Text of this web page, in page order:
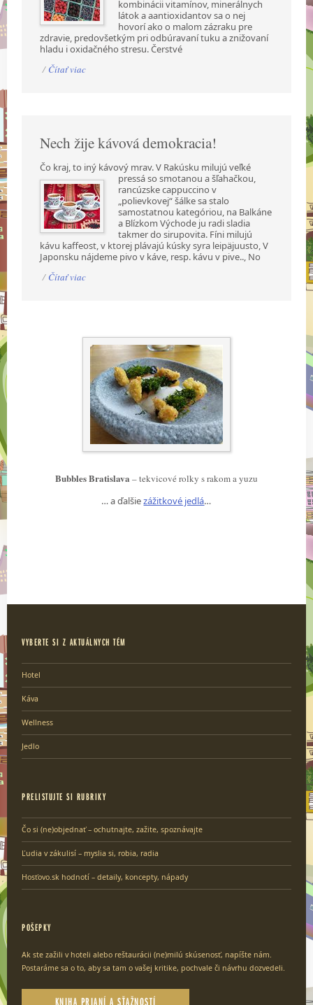
kombinácii vitamínov, minerálnych
látok a aantioxidantov sa o nej
hovorí ako o malom zázraku pre
zdravie, predovšetkým pri odbúravaní tuku a znižovaní
hladu i oxidačného stresu. Čerstvé
/ Čítať viac
Nech žije kávová demokracia!
Čo kraj, to iný kávový mrav. V Rakúsku milujú veľké
pressá so smotanou a šľahačkou,
rancúzske cappuccino v
„polievkovej“ šálke sa stalo
samostatnou kategóriou, na Balkáne
a Blízkom Východe ju radi sladia
takmer do sirupovita. Fíni milujú
kávu kaffeost, v ktorej plávajú kúsky syra leipäjuusto, V
Japonsku nájdeme pivo v káve, resp. kávu v pive.., No
/ Čítať viac
Bubbles Bratislava – tekvicové rolky s rakom a yuzu
… a ďalšiezážitkové jedlá…
VYBERTE SI Z AKTUÁLNYCH TÉM
Hotel
Káva
Wellness
Jedlo
PRELISTUJTE SI RUBRIKY
Čo si (ne)objednať – ochutnajte, zažite, spoznávajte
Ľudia v zákulisí – myslia si, robia, radia
Hosťovo.sk hodnotí – detaily, koncepty, nápady
POŠEPKY
Ak ste zažili v hoteli alebo reštaurácii (ne)milú skúsenosť, napíšte nám.
Postaráme sa o to, aby sa tam o vašej kritike, pochvale či návrhu dozvedeli.
KNIHA PRIANÍ A SŤAŽNOSTÍ